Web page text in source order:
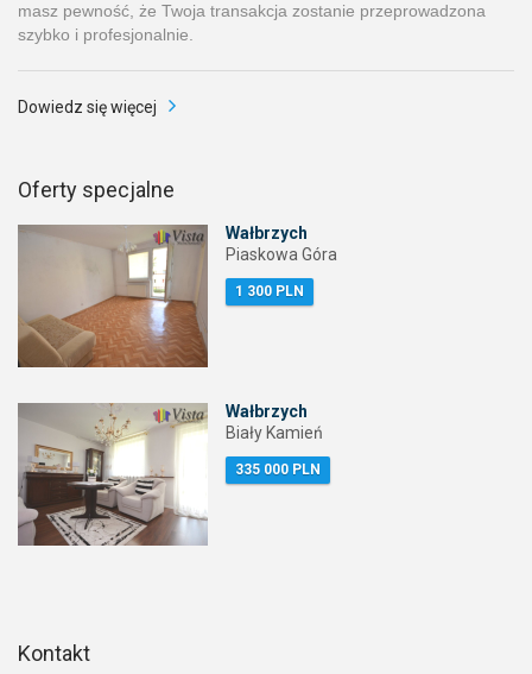
masz pewność, że Twoja transakcja zostanie przeprowadzona
szybko i profesjonalnie.
Dowiedz się więcej
Oferty specjalne
Wałbrzych
Piaskowa Góra
1 300 PLN
Wałbrzych
Biały Kamień
335 000 PLN
Kontakt